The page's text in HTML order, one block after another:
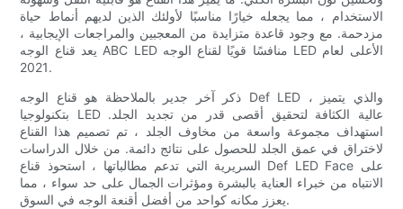
الاستخدام ، مما يجعله خيارًا مناسبًا لأولئك الذين لديهم أنماط حياة
مزدحمة. مع وجود قاعدة متزايدة من المعجبين والمراجعات الإيجابية ،
يعد قناع الوجه ABC LED منافسًا قويًا لقناع الوجه LED الأعلى لعام
2021.
ذكر آخر جدير بالملاحظة هو قناع الوجه Def LED ، والذي يتميز
بتكنولوجيا LED عالية الكثافة لتحقيق أقصى قدر من تجديد الجلد.
استهداف مجموعة واسعة من مخاوف الجلد ، تم تصميم هذا القناع
لاختراق في عمق الجلد للحصول على نتائج دائمة. من خلال الدراسات
السريرية التي تدعم مطالباتها ، استحوذ قناع Def LED Face على
الانتباه من خبراء العناية بالبشرة ومؤثرات الجمال على حد سواء ، مما
يعزز مكانه كواحد من أفضل أقنعة الوجه في السوق.